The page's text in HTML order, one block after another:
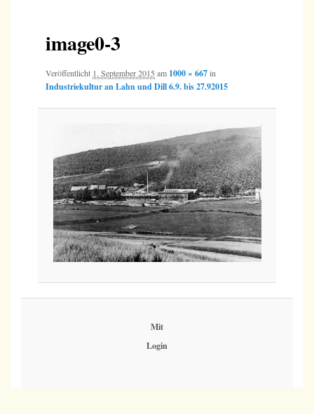
image0-3
Veröffentlicht 1. September 2015 am 1000 × 667in
Industriekultur an Lahn und Dill 6.9. bis 27.92015
Mit
Login